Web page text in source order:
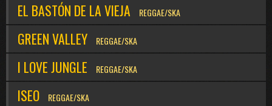
EL BASTÓN DE LA VIEJA REGGAE/SKA
GREEN VALLEY REGGAE/SKA
I LOVE JUNGLE REGGAE/SKA
ISEO REGGAE/SKA